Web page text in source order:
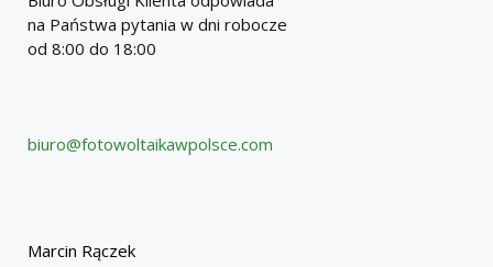
na Państwa pytania w dni robocze
od 8:00 do 18:00
biuro@fotowoltaikawpolsce.com
Marcin Rączek